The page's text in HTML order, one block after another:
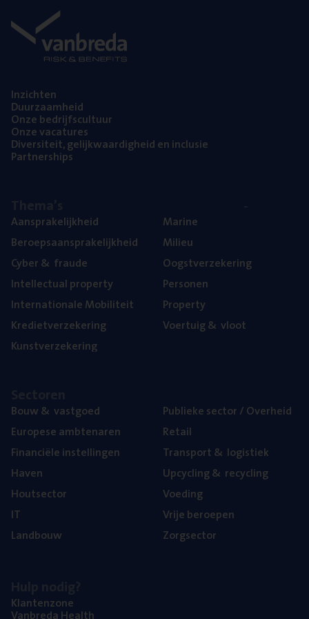
Inzich­ten
Duur­zaam­heid
Onze bedrijfs­cul­tuur
Onze vaca­tu­res
Diver­si­teit, gelijk­waar­dig­heid en inclusie
Part­ner­ships
Aan­spra­ke­lijk­heid
Beroeps­aan­spra­ke­lijk­heid
Cyber& fraude
Intel­lec­tu­al property
Inter­na­ti­o­na­le Mobiliteit
Kre­diet­ver­ze­ke­ring
Kunst­ver­ze­ke­ring
Mari­ne
Mili­eu
Oogst­ver­ze­ke­ring
Per­so­nen
Pro­per­ty
Voer­tuig& vloot
Bouw& vastgoed
Euro­pe­se ambtenaren
Finan­ci­ë­le instellingen
Haven
Hout­sec­tor
IT
Land­bouw
Publie­ke sec­tor / Overheid
Retail
Trans­port& logistiek
Upcy­cling& recycling
Voe­ding
Vrije beroe­pen
Zorg­sec­tor
Klan­ten­zo­ne
Van­b­re­da Health